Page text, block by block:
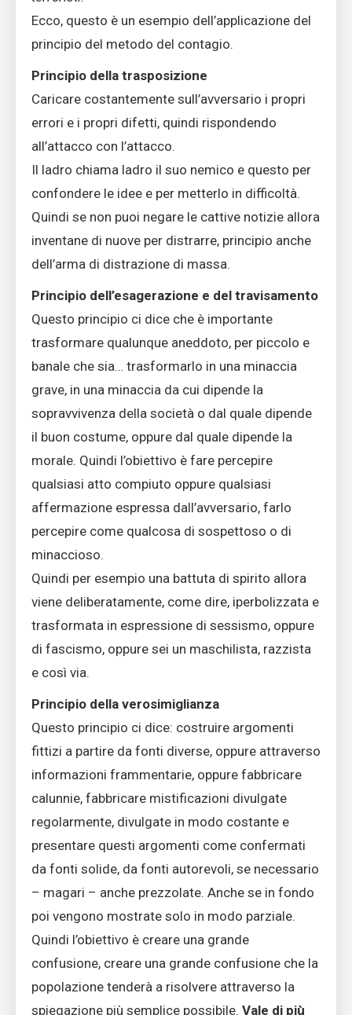
Ecco, questo è un esempio dell’applicazione del
principio del metodo del contagio.
Principio della trasposizione
Caricare costantemente sull’avversario i propri
errori e i propri difetti, quindi rispondendo
all’attacco con l’attacco.
Il ladro chiama ladro il suo nemico e questo per
confondere le idee e per metterlo in difficoltà.
Quindi se non puoi negare le cattive notizie allora
inventane di nuove per distrarre, principio anche
dell’arma di distrazione di massa.
Principio dell’esagerazione e del travisamento
Questo principio ci dice che è importante
trasformare qualunque aneddoto, per piccolo e
banale che sia… trasformarlo in una minaccia
grave, in una minaccia da cui dipende la
sopravvivenza della società o dal quale dipende
il buon costume, oppure dal quale dipende la
morale. Quindi l’obiettivo è fare percepire
qualsiasi atto compiuto oppure qualsiasi
affermazione espressa dall’avversario, farlo
percepire come qualcosa di sospettoso o di
minaccioso.
Quindi per esempio una battuta di spirito allora
viene deliberatamente, come dire, iperbolizzata e
trasformata in espressione di sessismo, oppure
di fascismo, oppure sei un maschilista, razzista
e così via.
Principio della verosimiglianza
Questo principio ci dice: costruire argomenti
fittizi a partire da fonti diverse, oppure attraverso
informazioni frammentarie, oppure fabbricare
calunnie, fabbricare mistificazioni divulgate
regolarmente, divulgate in modo costante e
presentare questi argomenti come confermati
da fonti solide, da fonti autorevoli, se necessario
– magari – anche prezzolate. Anche se in fondo
poi vengono mostrate solo in modo parziale.
Quindi l’obiettivo è creare una grande
confusione, creare una grande confusione che la
popolazione tenderà a risolvere attraverso la
spiegazione più semplice possibile. Vale di più